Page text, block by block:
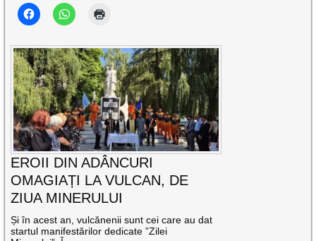
EROII DIN ADÂNCURI
OMAGIAȚI LA VULCAN, DE
ZIUA MINERULUI
Și în acest an, vulcănenii sunt cei care au dat
startul manifestărilor dedicate ”Zilei